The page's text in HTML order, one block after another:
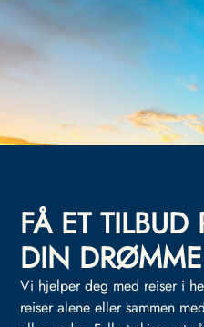
FÅ ET TILBUD
DIN
Vi hjelper deg med reiser i
reiser alene eller sammen